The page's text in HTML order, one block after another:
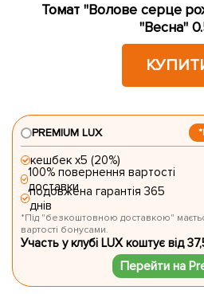
Томат "Волове серце
"Весна"
PREMIUM LUX
кешбек х5 (20%)
100% повернення вартості
доставки
подовжена гарантія 365
днів
*Під "безкоштовною доставкою"
вартості бонусами.
Участь у клубі LUX коштує від
Перейти на